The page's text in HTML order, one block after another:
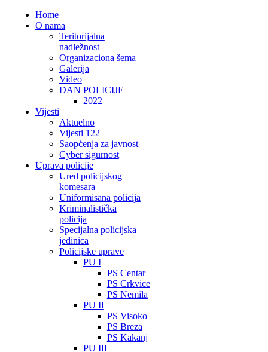
Home
O nama
Teritorijalna
nadležnost
Organizaciona šema
Galerija
Video
DAN POLICIJE
2022
Vijesti
Aktuelno
Vijesti 122
Saopćenja za javnost
Cyber sigurnost
Uprava policije
Ured policijskog
komesara
Uniformisana policija
Kriminalistička
policija
Specijalna policijska
jedinica
Policijske uprave
PU I
PS Centar
PS Crkvice
PS Nemila
PU II
PS Visoko
PS Breza
PS Kakanj
PU III